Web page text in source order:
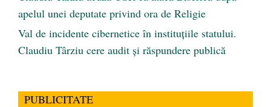
apelul unei deputate privind ora de Religie
Val de incidente cibernetice în instituțiile statului.
Claudiu Târziu cere audit și răspundere publică
PUBLICITATE